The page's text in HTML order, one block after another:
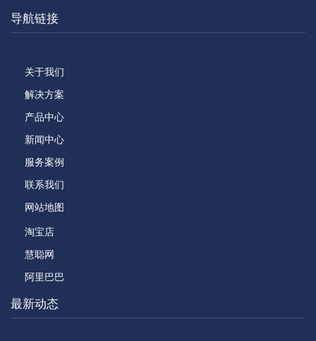
导航链接
关于我们
解决方案
产品中心
新闻中心
服务案例
联系我们
网站地图
淘宝店
慧聪网
阿里巴巴
最新动态